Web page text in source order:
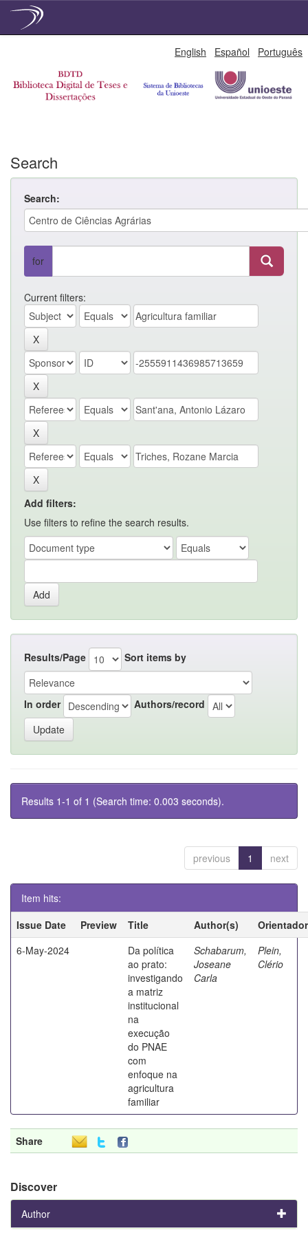
English Español Português
Search
Search:
for
Current filters:
Add filters:
Use filters to refine the search results.
Results/Page Sort items by
In order Authors/record
Results 1-1 of 1 (Search time: 0.003 seconds).
previous 1 next
Item hits:
Issue Date
Preview Title Author(s)
Orientador
6-May-2024
Da política
ao prato:
investigando
a matriz
institucional
na
execução
do PNAE
com
enfoque na
agricultura
familiar
Schabarum,
Joseane
Carla
Plein,
Clério
Share
Discover
Author